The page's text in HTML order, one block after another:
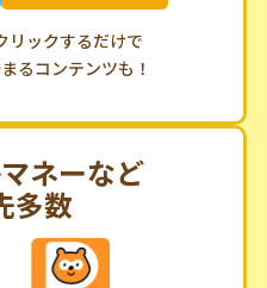
リックするだけで
るコンテンツも！
ネーなど
多数